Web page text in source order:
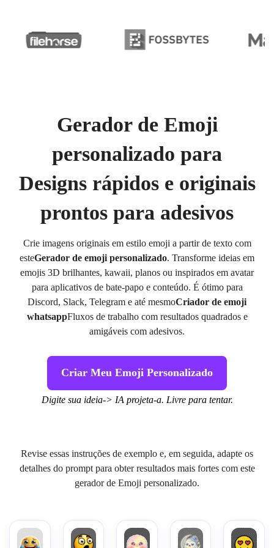
Gerador de Emoji
personalizado para
Designs rápidos e originais
prontos para adesivos
Crie imagens originais em estilo emoji a partir de texto com
esteGerador de emoji personalizado. Transforme ideias em
emojis 3D brilhantes, kawaii, planos ou inspirados em avatar
para aplicativos de bate-papo e conteúdo. É ótimo para
Discord, Slack, Telegram e até mesmoCriador de emoji
whatsappFluxos de trabalho com resultados quadrados e
amigáveis com adesivos.
Criar Meu Emoji Personalizado
Digite sua ideia-> IA projeta-a. Livre para tentar.
Revise essas instruções de exemplo e, em seguida, adapte os
detalhes do prompt para obter resultados mais fortes com este
gerador de Emoji personalizado.